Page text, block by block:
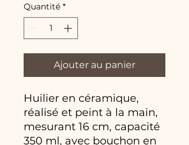
Quantité *
Ajouter au panier
Huilier en céramique,
réalisé et peint à la main,
mesurant 16 cm, capacité
350 ml, avec bouchon en